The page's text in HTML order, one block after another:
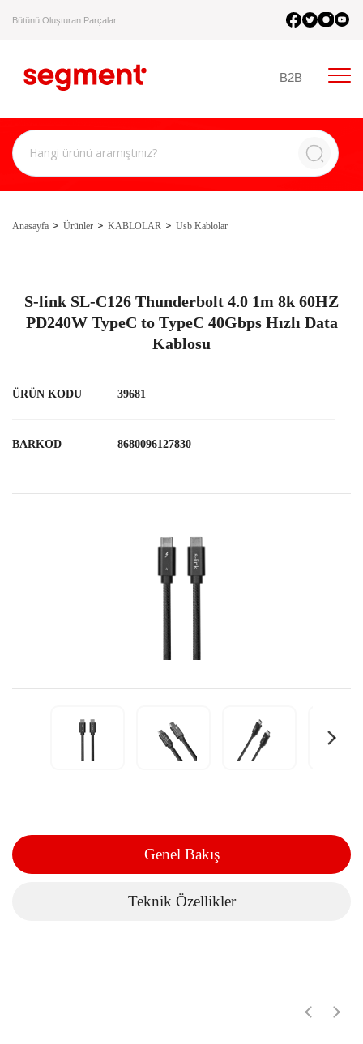
Bütünü Oluşturan Parçalar.
B2B
Anasayfa Ürünler KABLOLAR Usb Kablolar
S-link SL-C126 Thunderbolt 4.0 1m 8k 60HZ
PD240W TypeC to TypeC 40Gbps Hızlı Data
Kablosu
ÜRÜN KODU 39681
BARKOD 8680096127830
Genel Bakış
Teknik Özellikler